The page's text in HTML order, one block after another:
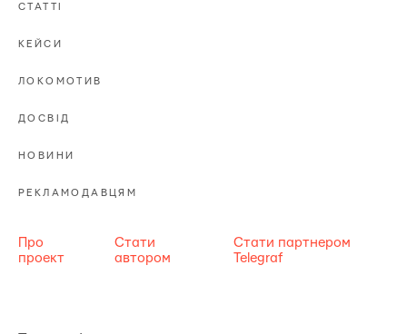
СТАТТІ
КЕЙСИ
ЛОКОМОТИВ
ДОСВІД
НОВИНИ
РЕКЛАМОДАВЦЯМ
Про
проект
Стати
автором
Стати партнером
Telegraf